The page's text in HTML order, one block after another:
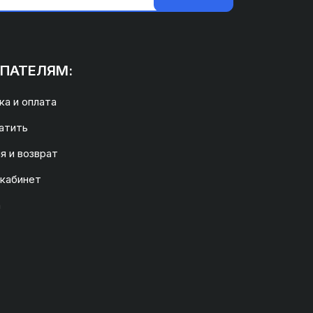
и оплата
и возврат